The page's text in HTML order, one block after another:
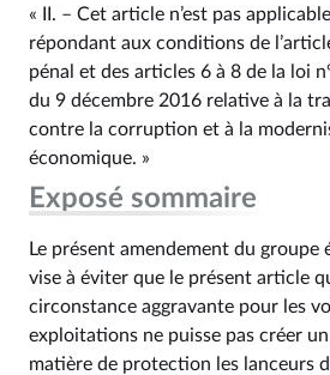
« II. – Cet article n’est pas
répondant aux conditions de
pénal et des articles 6 à 8 de la loi
du 9 décembre 2016 relative à la
contre la corruption et à la
économique. »
Exposé sommaire
Le présent amendement du groupe
vise à éviter que le présent article
circonstance aggravante pour les
exploitations ne puisse pas créer
matière de protection les lanceurs